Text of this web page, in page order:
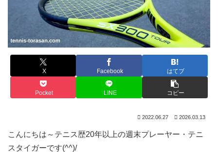
X Facebook はてブ
Pocket LINE コピー
2022.06.27 2026.03.13
こんにちは～テニス歴20年以上の週末プレーヤー・テニ
スタイガーです(^^)/